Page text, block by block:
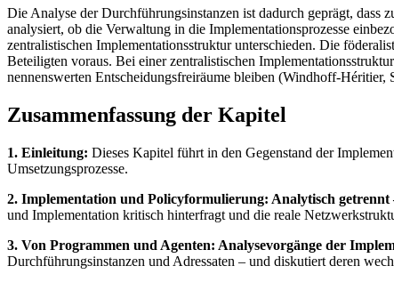
Die Analyse der Durchführungsinstanzen ist dadurch geprägt,
analysiert, ob die Verwaltung in die Implementationsprozesse
zentralistischen Implementationsstruktur unterschieden. Die
Beteiligten voraus. Bei einer zentralistischen
nennenswerten Entscheidungsfreiräume bleiben (Windhoff-Héritier,
Zusammenfassung der Kapitel
1. Einleitung: Dieses Kapitel führt in den Gegenstand der
Umsetzungsprozesse.
2. Implementation und Policyformulierung: Analytisch getrennt
und Implementation kritisch hinterfragt und die reale
3. Von Programmen und Agenten: Analysevorgänge der
Durchführungsinstanzen und Adressaten – und diskutiert deren